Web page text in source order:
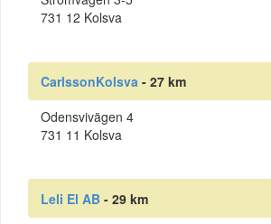
731 12 Kolsva
CarlssonKolsva - 27 km
Odensvivägen 4
731 11 Kolsva
Leli El AB - 29 km